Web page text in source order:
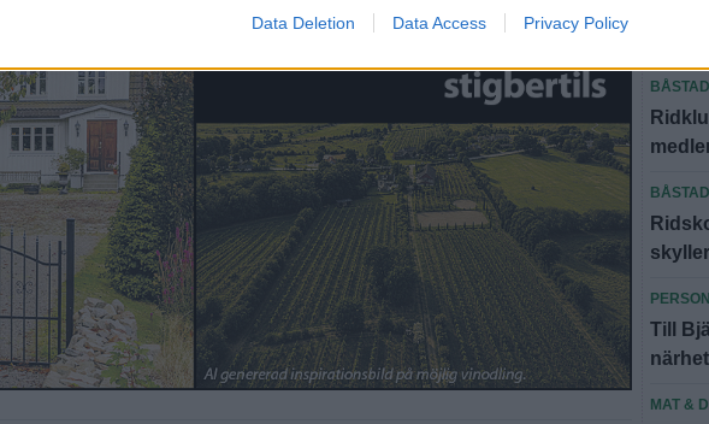
Data Deletion Data Access Privacy Policy
"Det
BÅSTAD
BÅSTAD
Till
MAT &